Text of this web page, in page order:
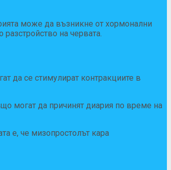
може да възникне от хормонални
на червата.
да се стимулират контракциите в
могат да причинят диария по време на
е, че мизопростолът кара